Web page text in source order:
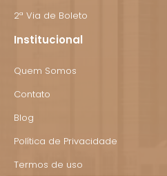
2ª Via de Boleto
Institucional
Quem Somos
Contato
Blog
Política de Privacidade
Termos de uso